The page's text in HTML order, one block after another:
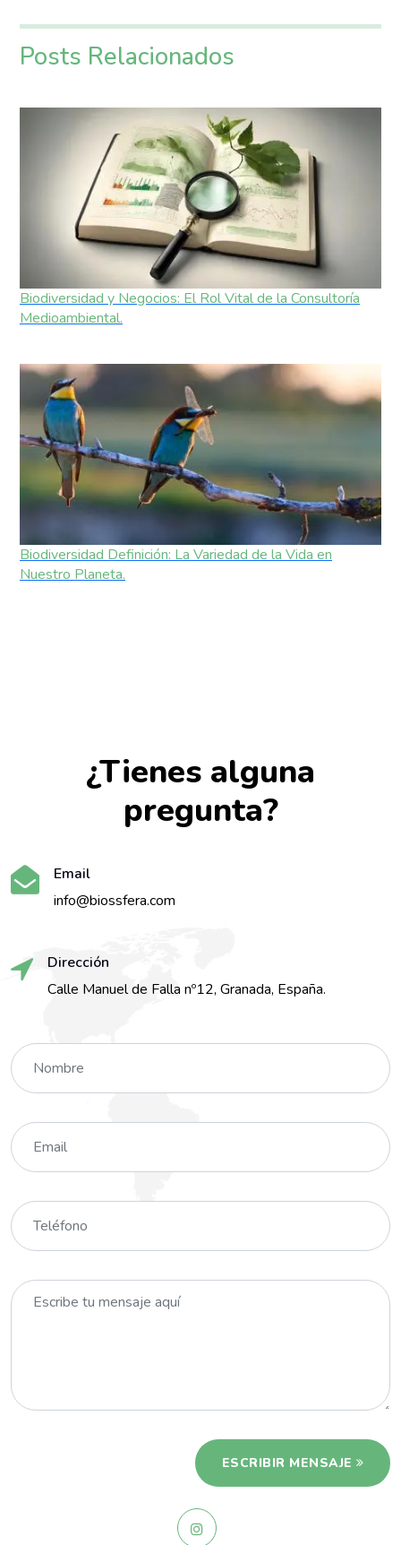
Posts Relacionados
Biodiversidad y Negocios: El Rol Vital de la Consultoría
Medioambiental.
Biodiversidad Definición: La Variedad de la Vida en
Nuestro Planeta.
¿Tienes alguna
pregunta?
Email
info@biossfera.com
Dirección
Calle Manuel de Falla nº12, Granada, España.
ESCRIBIR MENSAJE